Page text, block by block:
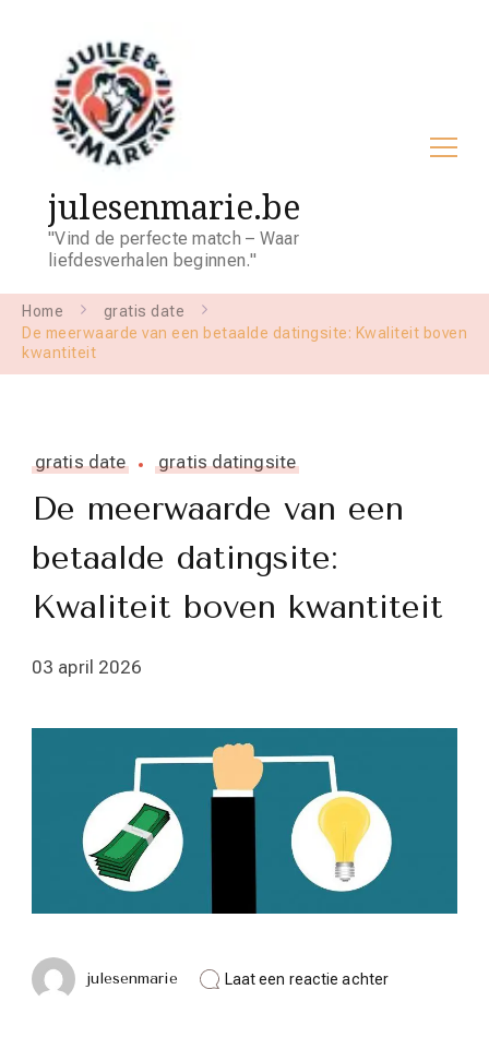
julesenmarie.be
"Vind de perfecte match – Waar
liefdesverhalen beginnen."
Home
gratis date
De meerwaarde van een betaalde datingsite: Kwaliteit boven
kwantiteit
gratis date gratis datingsite
De meerwaarde van een
betaalde datingsite:
Kwaliteit boven kwantiteit
03 april 2026
julesenmarie Laat een reactie achterop